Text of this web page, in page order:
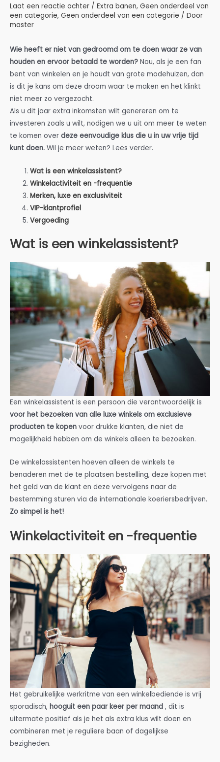
Laat een reactie achter / Extra banen, Geen onderdeel van
een categorie, Geen onderdeel van een categorie / Door
master
Wie heeft er niet van gedroomd om te doen waar ze van
houden en ervoor betaald te worden? Nou, als je een fan
bent van winkelen en je houdt van grote modehuizen, dan
is dit je kans om deze droom waar te maken en het klinkt
niet meer zo vergezocht.
Als u dit jaar extra inkomsten wilt genereren om te
investeren zoals u wilt, nodigen we u uit om meer te weten
te komen over deze eenvoudige klus die u in uw vrije tijd
kunt doen. Wil je meer weten? Lees verder.
Wat is een winkelassistent?
Winkelactiviteit en -frequentie
Merken, luxe en exclusiviteit
VIP-klantprofiel
Vergoeding
Wat is een winkelassistent?
Een winkelassistent is een persoon die verantwoordelijk is
voor het bezoeken van alle luxe winkels om exclusieve
producten te kopen voor drukke klanten, die niet de
mogelijkheid hebben om de winkels alleen te bezoeken.
De winkelassistenten hoeven alleen de winkels te
benaderen met de te plaatsen bestelling, deze kopen met
het geld van de klant en deze vervolgens naar de
bestemming sturen via de internationale koeriersbedrijven.
Zo simpel is het!
Winkelactiviteit en -frequentie
Het gebruikelijke werkritme van een winkelbediende is vrij
sporadisch, hooguit een paar keer per maand , dit is
uitermate positief als je het als extra klus wilt doen en
combineren met je reguliere baan of dagelijkse
bezigheden.